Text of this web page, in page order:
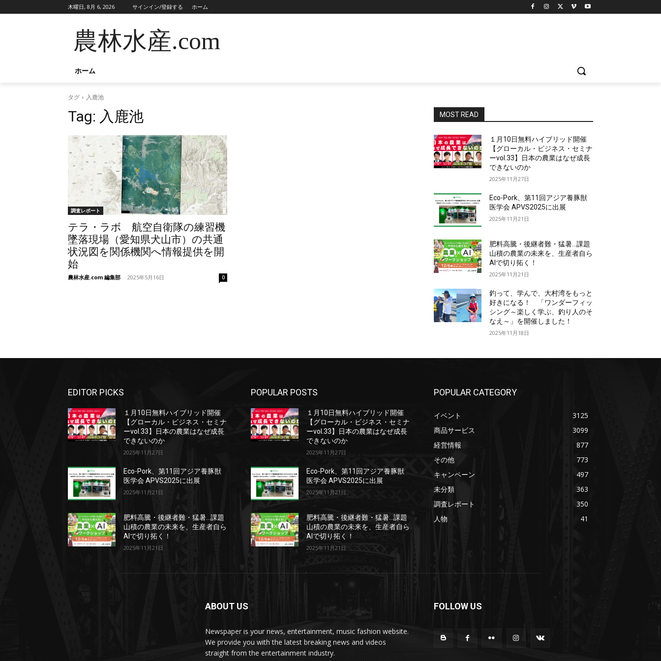
木曜日, 8月 6, 2026 サインイン/登録する ホーム
農林水産.com
ホーム
タグ 入鹿池
Tag: 入鹿池
調査レポート
テラ・ラボ 航空自衛隊の練習機
墜落現場（愛知県犬山市）の共通
状況図を関係機関へ情報提供を開
始
農林水産.com 編集部 - 2025年5月16日 0
MOST READ
１月10日無料ハイブリッド開催
【グローカル・ビジネス・セミナ
ーvol.33】日本の農業はなぜ成長
できないのか
2025年11月27日
Eco-Pork、第11回アジア養豚獣
医学会 APVS2025に出展
2025年11月21日
肥料高騰・後継者難・猛暑…課題
山積の農業の未来を、生産者自ら
AIで切り拓く！
2025年11月21日
釣って、学んで、大村湾をもっと
好きになる！ 「ワンダーフィッ
シング～楽しく学ぶ、釣り人のそ
なえ～」を開催しました！
2025年11月18日
EDITOR PICKS
１月10日無料ハイブリッド開催
【グローカル・ビジネス・セミナ
ーvol.33】日本の農業はなぜ成長
できないのか
2025年11月27日
Eco-Pork、第11回アジア養豚獣
医学会 APVS2025に出展
2025年11月21日
肥料高騰・後継者難・猛暑…課題
山積の農業の未来を、生産者自ら
AIで切り拓く！
2025年11月21日
POPULAR POSTS
１月10日無料ハイブリッド開催
【グローカル・ビジネス・セミナ
ーvol.33】日本の農業はなぜ成長
できないのか
2025年11月27日
Eco-Pork、第11回アジア養豚獣
医学会 APVS2025に出展
2025年11月21日
肥料高騰・後継者難・猛暑…課題
山積の農業の未来を、生産者自ら
AIで切り拓く！
2025年11月21日
POPULAR CATEGORY
イベント
3125
商品サービス
3099
経営情報
877
その他
773
キャンペーン
497
未分類
363
調査レポート
350
人物
41
ABOUT US
Newspaper is your news, entertainment, music fashion website.
We provide you with the latest breaking news and videos
straight from the entertainment industry.
FOLLOW US